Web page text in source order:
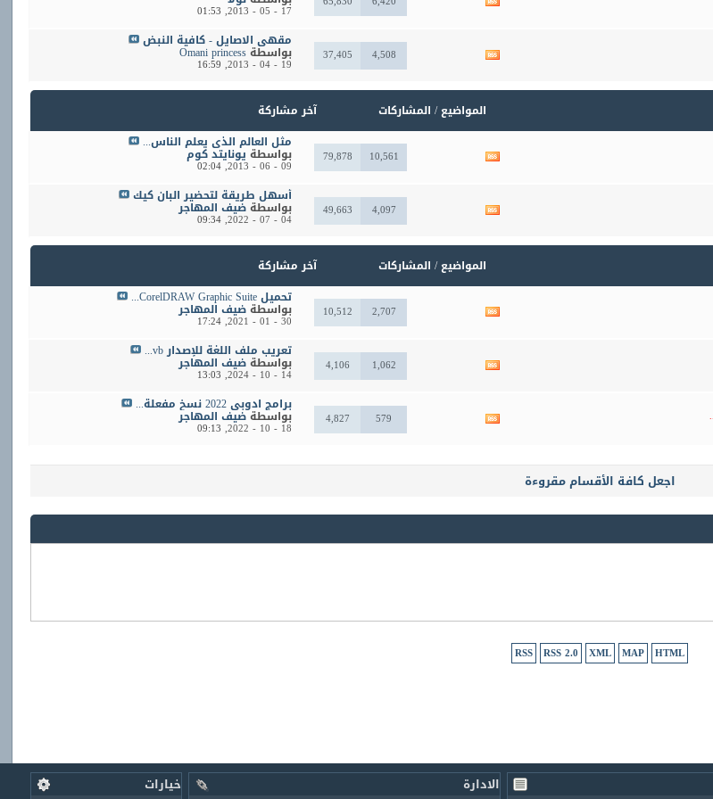
17 - 05 - 2013,
01:53
المنتدى
37,405 4,508
مقهي الاصايل - كافية النبض
بواسطةOmani princess
19 - 04 - 2013,
16:59
المواضيع / المشاركات آخر مشاركة
79,878 10,561
مثل العالم الذي يعلم الناس...
بواسطة يونايتد كوم
09 - 06 - 2013,
02:04
المنتدى
49,663 4,097
أسهل طريقة لتحضير البان كيك
بواسطةضيف المهاجر
04 - 07 - 2022,
09:34
المواضيع / المشاركات آخر مشاركة
10,512 2,707
تحميل CorelDRAW Graphic Suite...
بواسطةضيف المهاجر
30 - 01 - 2021,
17:24
4,106 1,062
تعريب ملف اللغة للإصدار vb...
بواسطةضيف المهاجر
14 - 10 - 2024,
13:03
المنتدى
4,827 579
برامج ادوبي 2022 نسخ مفعلة...
بواسطةضيف المهاجر
18 - 10 - 2022,
09:13
اجعل كافة الأقسام مقروءة
RSS RSS 2.0 XML MAP HTML
خيارات الادارة